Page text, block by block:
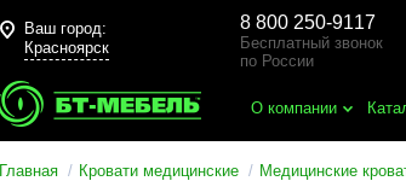
Ваш город:
Красноярск
8 800 250-9117
Бесплатный звонок
по России
О компании
Главная Кровати медицинские Медицинские